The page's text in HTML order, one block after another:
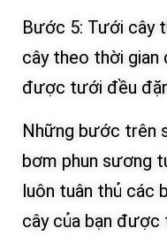
Bước 5: Tưới cây
cây theo thời gian
được tưới đều
Những bước trên
bơm phun sương
luôn tuân thủ các
cây của bạn